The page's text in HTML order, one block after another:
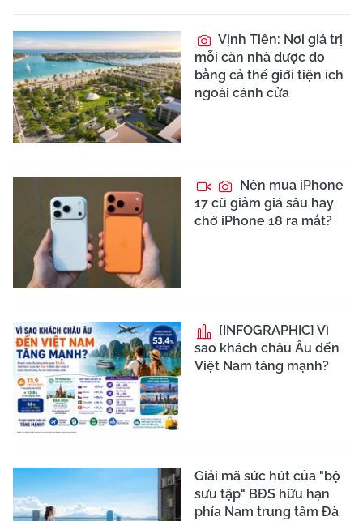
Vịnh Tiên: Nơi giá trị
mỗi căn nhà được đo
bằng cả thế giới tiện ích
ngoài cánh cửa
Nên mua iPhone
17 cũ giảm giá sâu hay
chờ iPhone 18 ra mắt?
[INFOGRAPHIC] Vì
sao khách châu Âu đến
Việt Nam tăng mạnh?
Giải mã sức hút của "bộ
sưu tập" BĐS hữu hạn
phía Nam trung tâm Đà